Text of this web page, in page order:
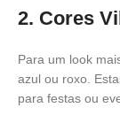
2. Cores
Para um look
azul ou roxo.
para festas ou